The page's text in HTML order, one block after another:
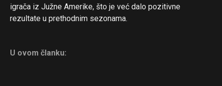
igrača iz Južne Amerike, što je već dalo pozitivne
rezultate u prethodnim sezonama.
U ovom članku: